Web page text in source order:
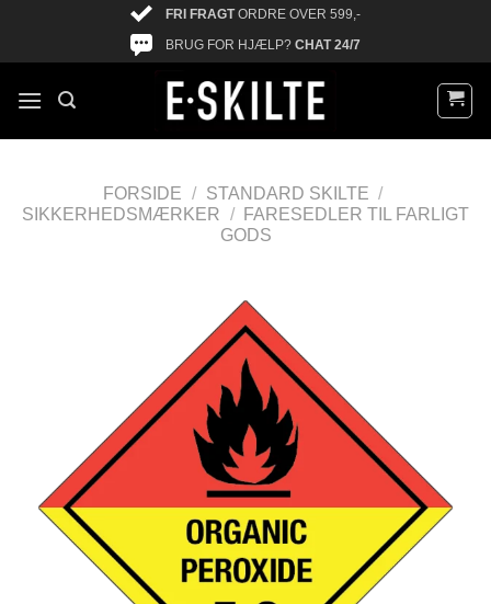
FRI FRAGTORDRE OVER 599,-
BRUG FOR HJÆLP? CHAT 24/7
FORSIDE / STANDARD SKILTE /
SIKKERHEDSMÆRKER /
FARESEDLER TIL FARLIGT
GODS